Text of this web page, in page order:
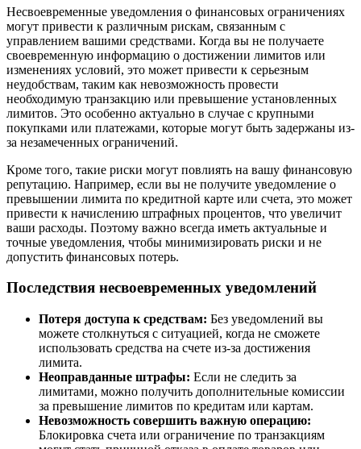
Несвоевременные уведомления о финансовых ограничениях
могут привести к различным рискам, связанным с
управлением вашими средствами. Когда вы не получаете
своевременную информацию о достижении лимитов или
изменениях условий, это может привести к серьезным
неудобствам, таким как невозможность провести
необходимую транзакцию или превышение установленных
лимитов. Это особенно актуально в случае с крупными
покупками или платежами, которые могут быть задержаны из-
за незамеченных ограничений.
Кроме того, такие риски могут повлиять на вашу финансовую
репутацию. Например, если вы не получите уведомление о
превышении лимита по кредитной карте или счета, это может
привести к начислению штрафных процентов, что увеличит
ваши расходы. Поэтому важно всегда иметь актуальные и
точные уведомления, чтобы минимизировать риски и не
допустить финансовых потерь.
Последствия несвоевременных уведомлений
Потеря доступа к средствам: Без уведомлений вы
можете столкнуться с ситуацией, когда не сможете
использовать средства на счете из-за достижения
лимита.
Неоправданные штрафы: Если не следить за
лимитами, можно получить дополнительные комиссии
за превышение лимитов по кредитам или картам.
Невозможность совершить важную операцию:
Блокировка счета или ограничение по транзакциям